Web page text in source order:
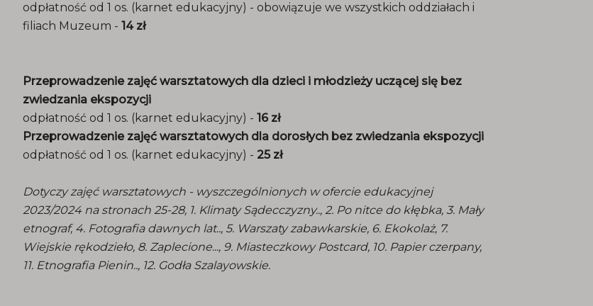
odpłatność od 1 os. (karnet edukacyjny) - obowiązuje we wszystkich oddziałach i
filiach Muzeum - 14 zł
Przeprowadzenie zajęć warsztatowych dla dzieci i młodzieży uczącej się bez
zwiedzania ekspozycji
odpłatność od 1 os. (karnet edukacyjny) - 16 zł
Przeprowadzenie zajęć warsztatowych dla dorosłych bez zwiedzania ekspozycji
odpłatność od 1 os. (karnet edukacyjny) - 25 zł
Dotyczy zajęć warsztatowych - wyszczególnionych w ofercie edukacyjnej
2023/2024 na stronach 25-28, 1. Klimaty Sądecczyzny.., 2. Po nitce do kłębka, 3. Mały
etnograf, 4. Fotografia dawnych lat.., 5. Warszaty zabawkarskie, 6. Ekokolaż, 7.
Wiejskie rękodzieło, 8. Zaplecione..., 9. Miasteczkowy Postcard, 10. Papier czerpany,
11. Etnografia Pienin.., 12. Godła Szalayowskie.